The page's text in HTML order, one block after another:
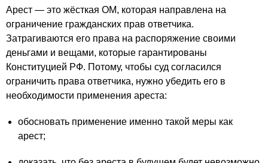
Арест — это жёсткая ОМ, которая направлена на
ограничение гражданских прав ответчика.
Затрагиваются его права на распоряжение своими
деньгами и вещами, которые гарантированы
Конституцией РФ. Потому, чтобы суд согласился
ограничить права ответчика, нужно убедить его в
необходимости применения ареста:
обосновать применение именно такой меры как
арест;